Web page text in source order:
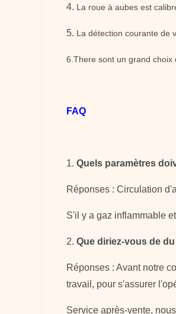
4. La roue à aubes est
5. La détection courante de
6.There sont un grand choix
FAQ
1. Quels paramètres
Réponses : Circulation
S'il y a gaz inflammable
2. Que diriez-vous de
Réponses : Avant notre
travail, pour s'assurer
Service après-vente,